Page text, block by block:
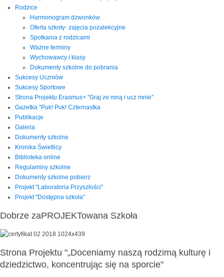
Rodzice
Harmonogram dzwonków
Oferta szkoły- zajęcia pozalekcyjne
Spotkania z rodzicami
Ważne terminy
Wychowawcy i klasy
Dokumenty szkolne do pobrania
Sukcesy Uczniów
Sukcesy Sportowe
Strona Projektu Erasmus+ "Graj ze mną i ucz mnie"
Gazetka "Puk! Puk! Czternastka
Publikacje
Galeria
Dokumenty szkolne
Kronika Świetlicy
Biblioteka online
Regulaminy szkolne
Dokumenty szkolne pobierz
Projekt "Laboratoria Przyszłości"
Projekt "Dostępna szkoła"
Dobrze zaPROJEKTowana Szkoła
Strona Projektu "„Doceniamy naszą rodzimą kulturę i
dziedzictwo, koncentrując się na sporcie"